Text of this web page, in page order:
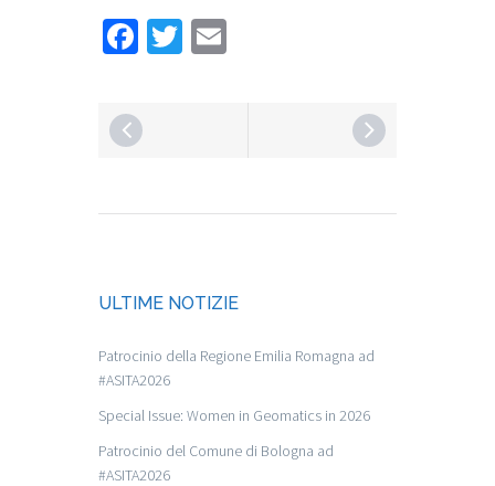
Facebook
Twitter
ULTIME NOTIZIE
Patrocinio della Regione Emilia Romagna ad
#ASITA2026
Special Issue: Women in Geomatics in 2026
Patrocinio del Comune di Bologna ad
#ASITA2026